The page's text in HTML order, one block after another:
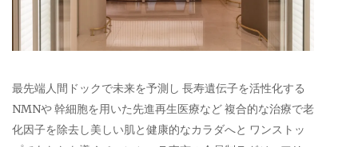
最先端人間ドックで未来を予測し 長寿遺伝子を活性化する
NMNや 幹細胞を用いた先進再生医療など 複合的な治療で老
化因子を除去し美しい肌と健康的なカラダへと ワンストッ